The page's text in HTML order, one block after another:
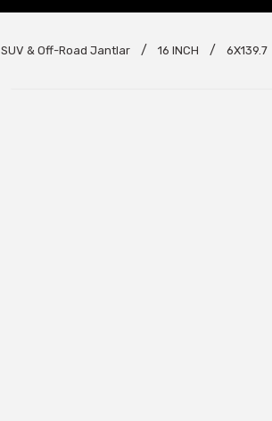
SUV & Off-Road Jantlar 16 INCH 6X139.7